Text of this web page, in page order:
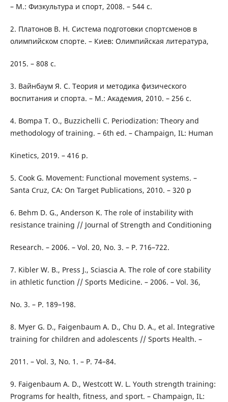
– М.: Физкультура и спорт, 2008. – 544 с.
2. Платонов В. Н. Система подготовки спортсменов в
олимпийском спорте. – Киев: Олимпийская литература,
2015. – 808 с.
3. Вайнбаум Я. С. Теория и методика физического
воспитания и спорта. – М.: Академия, 2010. – 256 с.
4. Bompa T. O., Buzzichelli C. Periodization: Theory and
methodology of training. – 6th ed. – Champaign, IL: Human
Kinetics, 2019. – 416 p.
5. Cook G. Movement: Functional movement systems. –
Santa Cruz, CA: On Target Publications, 2010. – 320 p
6. Behm D. G., Anderson K. The role of instability with
resistance training // Journal of Strength and Conditioning
Research. – 2006. – Vol. 20, No. 3. – P. 716–722.
7. Kibler W. B., Press J., Sciascia A. The role of core stability
in athletic function // Sports Medicine. – 2006. – Vol. 36,
No. 3. – P. 189–198.
8. Myer G. D., Faigenbaum A. D., Chu D. A., et al. Integrative
training for children and adolescents // Sports Health. –
2011. – Vol. 3, No. 1. – P. 74–84.
9. Faigenbaum A. D., Westcott W. L. Youth strength training:
Programs for health, fitness, and sport. – Champaign, IL: